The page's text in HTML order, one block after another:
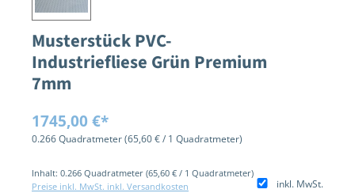
Musterstück PVC-
Industriefliese Grün Premium
7mm
1745,00 €*
0.266 Quadratmeter(65,60 € / 1 Quadratmeter)
Inhalt: 0.266 Quadratmeter (65,60 € / 1 Quadratmeter)
inkl. MwSt.
Preise inkl. MwSt. inkl. Versandkosten